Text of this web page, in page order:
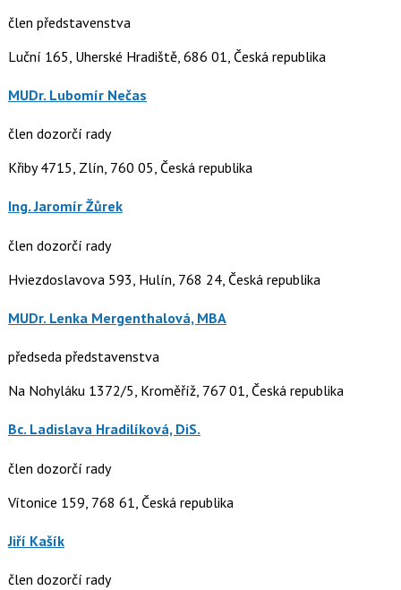
člen představenstva
Luční 165, Uherské Hradiště, 686 01, Česká republika
MUDr. Lubomír Nečas
člen dozorčí rady
Křiby 4715, Zlín, 760 05, Česká republika
Ing. Jaromír Žůrek
člen dozorčí rady
Hviezdoslavova 593, Hulín, 768 24, Česká republika
MUDr. Lenka Mergenthalová, MBA
předseda představenstva
Na Nohyláku 1372/5, Kroměříž, 767 01, Česká republika
Bc. Ladislava Hradilíková, DiS.
člen dozorčí rady
Vítonice 159, 768 61, Česká republika
Jiří Kašík
člen dozorčí rady